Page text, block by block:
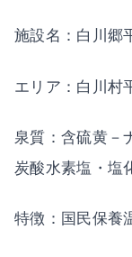
施設名：白川郷
エリア：白川村
泉質：含硫黄－
炭酸水素塩・塩
特徴：国民保養